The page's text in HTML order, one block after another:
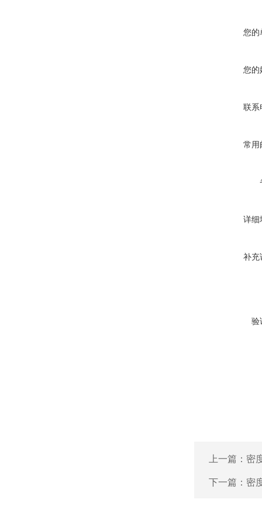
您的
您的
联系
常用
详细
补充
验
上一篇： 密
下一篇： 密